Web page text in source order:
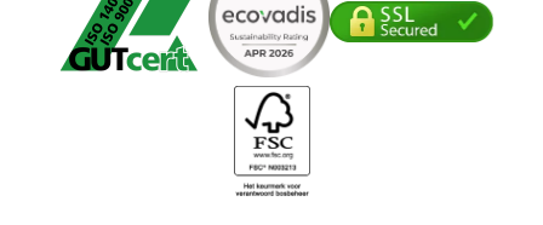
Verpakken & verzenden
Telefoonnummer overzicht
Downloads & certificaten
Duurzaamheid
Mastercard
Bancontact